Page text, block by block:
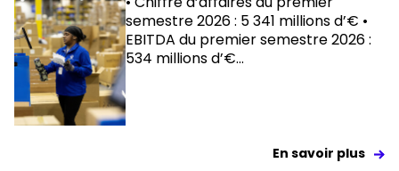
Sélectionnez votre pays et langue
Belgium​ - FR
semestre 2026 : 5 341 millions d’€ •
EBITDA du premier semestre 2026 :
534 millions d’€...
En savoir plus